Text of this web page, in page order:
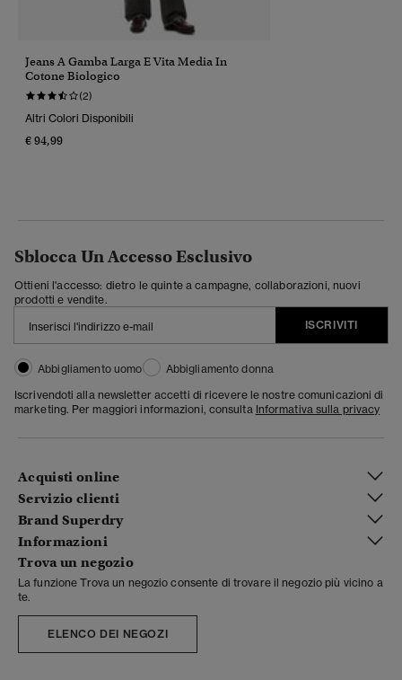
Jeans A Gamba Larga E Vita Media In
Cotone Biologico
(2)
Altri Colori Disponibili
€ 94,99
Sblocca Un Accesso Esclusivo
Ottieni l'accesso: dietro le quinte a campagne, collaborazioni, nuovi
prodotti e vendite.
ISCRIVITI
Abbigliamento uomo
Abbigliamento donna
Iscrivendoti alla newsletter accetti di ricevere le nostre comunicazioni di
marketing. Per maggiori informazioni, consulta Informativa sulla privacy
Acquisti online
Servizio clienti
Brand Superdry
Informazioni
Trova un negozio
La funzione Trova un negozio consente di trovare il negozio più vicino a
te.
ELENCO DEI NEGOZI